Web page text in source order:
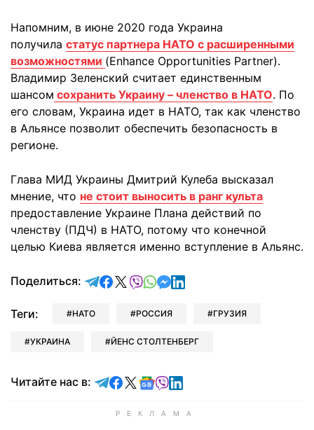
Напомним, в июне 2020 года Украина
получила статус партнера НАТО с расширенными
возможностями (Enhance Opportunities Partner).
Владимир Зеленский считает единственным
шансом сохранить Украину – членство в НАТО. По
его словам, Украина идет в НАТО, так как членство
в Альянсе позволит обеспечить безопасность в
регионе.
Глава МИД Украины Дмитрий Кулеба высказал
мнение, что не стоит выносить в ранг культа
предоставление Украине Плана действий по
членству (ПДЧ) в НАТО, потому что конечной
целью Киева является именно вступление в Альянс.
Поделиться: отправить в Telegram
поделиться в Facebook
поделиться в X
отправить в Viber
отправить в Whatsapp
отправить в Messenger
отправить в LinkedIn
Теги: НАТО РОССИЯ ГРУЗИЯ
УКРАИНА ЙЕНС СТОЛТЕНБЕРГ
Читайте нас в: Читайте в Telegram
Читайте в Facebook
Читайте в X
Читайте в Google news
Читайте в Viber
Читайте в LinkedIn